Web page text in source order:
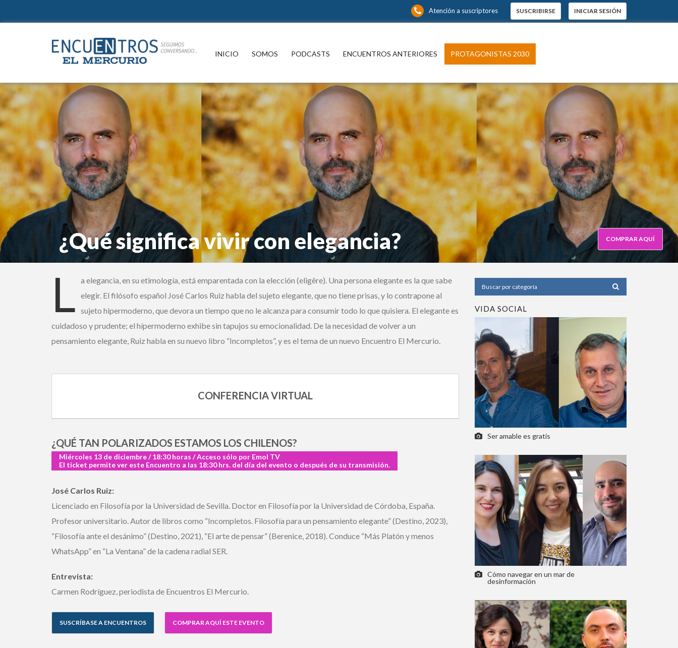
SUSCRIBIRSE INICIAR SESIÓN
Atención a suscriptores
INICIO SOMOS PODCASTS ENCUENTROS ANTERIORES PROTAGONISTAS 2030
COMPRAR AQUÍ
¿Qué significa vivir con elegancia?
L
a elegancia, en su etimología, está emparentada con la elección (eligêre). Una persona elegante es la que sabe
elegir. El filósofo español José Carlos Ruiz habla del sujeto elegante, que no tiene prisas, y lo contrapone al
sujeto hipermoderno, que devora un tiempo que no le alcanza para consumir todo lo que quisiera. El elegante es
cuidadoso y prudente; el hípermoderno exhibe sin tapujos su emocionalidad. De la necesidad de volver a un
pensamiento elegante, Ruiz habla en su nuevo libro “Incompletos”, y es el tema de un nuevo Encuentro El Mercurio.
CONFERENCIA VIRTUAL
¿QUÉ TAN POLARIZADOS ESTAMOS LOS CHILENOS?
Miércoles 13 de diciembre / 18:30 horas / Acceso sólo por Emol TV
El ticket permite ver este Encuentro a las 18:30 hrs. del día del evento o después de su transmisión.
José Carlos Ruiz:
Licenciado en Filosofía por la Universidad de Sevilla. Doctor en Filosofía por la Universidad de Córdoba, España.
Profesor universitario. Autor de libros como “Incompletos. Filosofía para un pensamiento elegante” (Destino, 2023),
“Filosofía ante el desánimo” (Destino, 2021), “El arte de pensar” (Berenice, 2018). Conduce “Más Platón y menos
WhatsApp” en “La Ventana” de la cadena radial SER.
Entrevista:
Carmen Rodríguez, periodista de Encuentros El Mercurio.
SUSCRÍBASE A ENCUENTROS COMPRAR AQUÍ ESTE EVENTO
VIDA SOCIAL
Ser amable es gratis
Cómo navegar en un mar de
desinformación
Suscríbase y continúe informándose sin límites. ×
de la noticia y del que hacer nacional
e internacional que están marcando
pauta en las más diversas áreas del
conocimiento.
Contenidos editoriales, periodísticos y
culturales en múltiples disciplinas.
Si ya es suscriptor de Encuentros El
Mercurio:
Ingrese acá
¿Olvidó su contraseña?
¿ No tiene una suscripción
digital a Encuentros El
Mercurio ?
Suscríbase
¿Alguna duda o consulta?
Llámenos al+562 27536300ó escríbanos asoportedigital@mercurio.cl